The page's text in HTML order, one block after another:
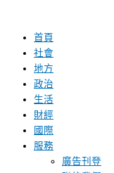
首頁
社會
地方
政治
生活
財經
國際
服務
廣告刊登